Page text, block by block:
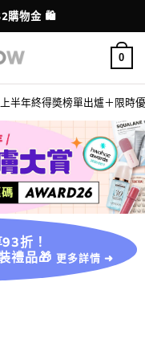
配送港澳
購物金 🛍️
0
半年終得奬榜單出爐＋限時
折！
禮品🎁 更多詳情 ➜